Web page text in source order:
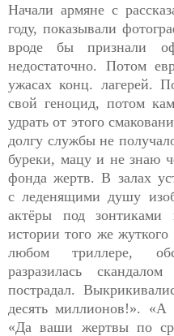
Начали армяне с
году, показывали
вроде бы признали
недостаточно. Потом
ужасах конц. лагерей.
свой геноцид, потом
удрать от этого
долгу службы не
буреки, мацу и не знаю
фонда жертв. В залах
следенящими душу
актёры под
истории того же
любом триллере,
разразилась
пострадал.
десять миллионов!».
«Да ваши жертвы по